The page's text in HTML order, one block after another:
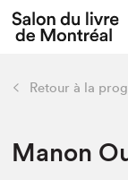
Préparer
retour
Liens
Retour à la
Manon